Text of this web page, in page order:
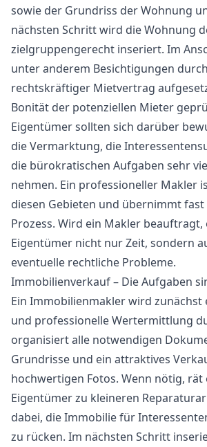
sowie der Grundriss der Wohnung
nächsten Schritt wird die Wohnung
zielgruppengerecht inseriert. Im
unter anderem Besichtigungen
rechtskräftiger Mietvertrag
Bonität der potenziellen Mieter
Eigentümer sollten sich darüber
die Vermarktung, die
die bürokratischen Aufgaben sehr
nehmen. Ein professioneller Makler
diesen Gebieten und übernimmt
Prozess. Wird ein Makler
Eigentümer nicht nur Zeit, sondern
eventuelle rechtliche Probleme.
Immobilienverkauf – Die Aufgaben
Ein Immobilienmakler wird zunächst
und professionelle Wertermittlung
organisiert alle notwendigen
Grundrisse und ein attraktives
hochwertigen Fotos. Wenn nötig, rät
Eigentümer zu kleineren
dabei, die Immobilie für
zu rücken. Im nächsten Schritt